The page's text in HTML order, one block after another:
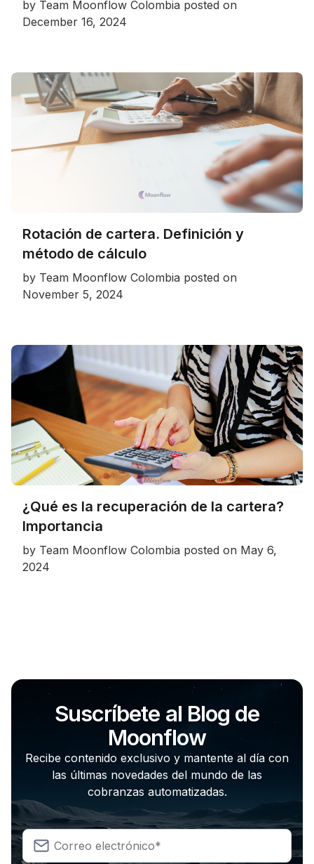
by Team Moonflow Colombia posted on
December 16, 2024
Rotación de cartera. Definición y
método de cálculo
by Team Moonflow Colombia posted on
November 5, 2024
¿Qué es la recuperación de la cartera?
Importancia
by Team Moonflow Colombia posted on May 6,
2024
Suscríbete al Blog de
Moonflow
Recibe contenido exclusivo y mantente al día con
las últimas novedades del mundo de las
cobranzas automatizadas.